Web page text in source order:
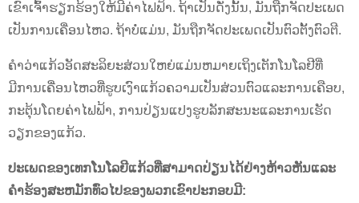
ເຂົາເຈົ້າຮຽກຮ້ອງໃຫ້ມີຄ່າໄຟຟ້າ. ຖ້າເປັນດັ່ງນັ້ນ, ມັນຖືກຈັດປະເພດ
ເປັນການເຄື່ອນໄຫວ. ຖ້າບໍ່ແມ່ນ, ມັນຖືກຈັດປະເພດເປັນຕົວຕັ້ງຕົວຕີ.
ຄໍາວ່າແກ້ວອັດສະລິຍະສ່ວນໃຫຍ່ແມ່ນຫມາຍເຖິງເຕັກໂນໂລຢີທີ່
ມີການເຄື່ອນໄຫວທີ່ຮູບເງົາແກ້ວຄວາມເປັນສ່ວນຕົວແລະການເຄືອບ,
ກະຕຸ້ນໂດຍຄ່າໄຟຟ້າ, ການປ່ຽນແປງຮູບລັກສະນະແລະການເຮັດ
ວຽກຂອງແກ້ວ.
ປະເພດຂອງເທກໂນໂລຍີແກ້ວທີ່ສາມາດປ່ຽນໄດ້ຢ່າງຫ້າວຫັນແລະ
ຄໍາຮ້ອງສະຫມັກທົ່ວໄປຂອງພວກເຂົາປະກອບມີ: